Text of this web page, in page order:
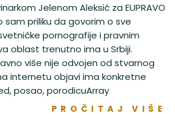
Jelenom Aleksić za EUPRAVO
sam priliku da govorim o sve
pornografije i pravnim
oblast trenutno ima u Srbiji.
više nije odvojen od stvarnog
internetu objavi ima konkretne
posao, porodicuArray
PROČITAJ VIŠE